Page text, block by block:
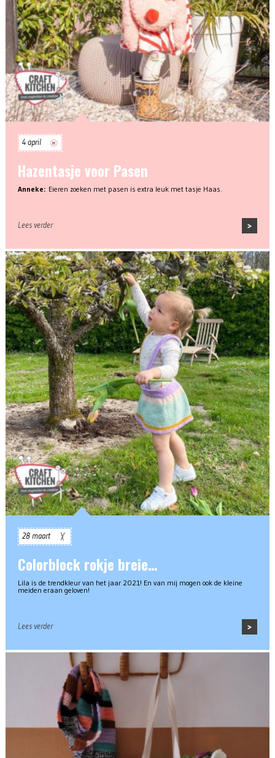
4 april
Hazentasje voor Pasen
Anneke:Eieren zoeken met pasen is extra leuk met tasje Haas.
Lees verder
28 maart
Colorblock rokje breie…
Lila is de trendkleur van het jaar 2021! En van mij mogen ook de kleine
meiden eraan geloven!
Lees verder